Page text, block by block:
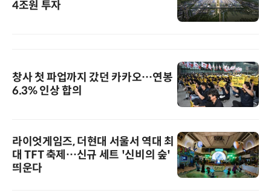
4조원 투자
창사 첫 파업까지 갔던 카카오…연봉
6.3% 인상 합의
라이엇게임즈, 더현대 서울서 역대 최
대 TFT 축제…신규 세트 '신비의 숲'
띄운다